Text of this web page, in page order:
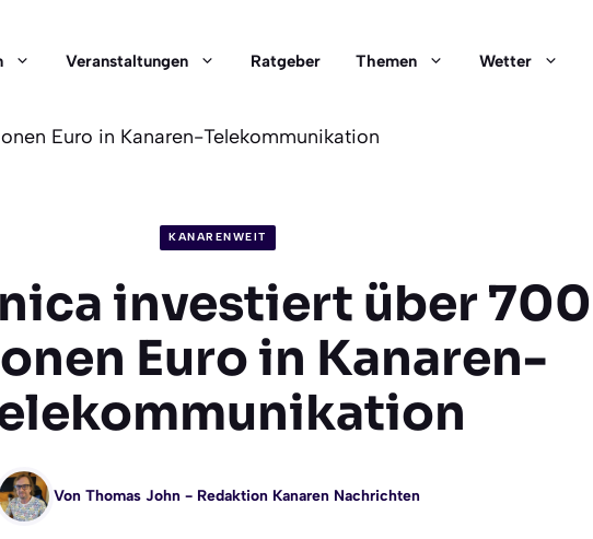
Veranstaltungen Ratgeber Themen Wetter
Euro in Kanaren-Telekommunikation
KANARENWEIT
investiert über 700
Euro in Kanaren-
Von Thomas John- Redaktion Kanaren Nachrichten